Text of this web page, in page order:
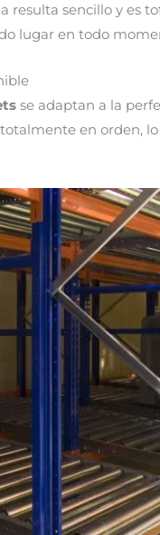
resulta sencillo y es
lugar en todo
se adaptan a la
en orden,